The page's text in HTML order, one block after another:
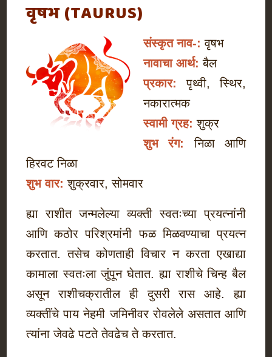
वृषभ (TAURUS)
संस्कृत नाव-: वृषभ
नावाचा आर्थ: बैल
प्रकार: पृथ्वी, स्थिर,
नकारात्मक
स्वामी ग्रह: शुक्र
शुभ रंग:
निळा आणि
हिरवट निळा
शुभ वार: शुक्रवार, सोमवार
ह्या राशीत जन्मलेल्या व्यक्ती स्वतःच्या प्रयत्नांनी
आणि कठोर परिश्रमांनी फळ मिळवण्याचा प्रयत्न
करतात. तसेच कोणताही विचार न करता एखाद्या
कामाला स्वतःला जुंपून घेतात. ह्या राशीचे चिन्ह बैल
असून राशीचक्रातील ही दुसरी रास आहे. ह्या
व्यक्तींचे पाय नेहमी जमिनीवर रोवलेले असतात आणि
त्यांना जेवढे पटते तेवढेच ते करतात.